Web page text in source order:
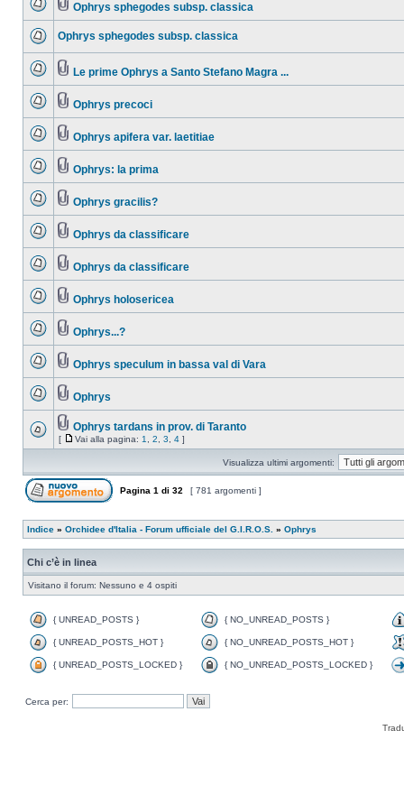
Ophrys sphegodes subsp. classica
Ophrys sphegodes subsp. classica
Le prime Ophrys a Santo Stefano Magra ...
Ophrys precoci
Ophrys apifera var. laetitiae
Ophrys: la prima
Ophrys gracilis?
Ophrys da classificare
Ophrys da classificare
Ophrys holosericea
Ophrys...?
Ophrys speculum in bassa val di Vara
Ophrys
Ophrys tardans in prov. di Taranto
[ Vai alla pagina: 1 2 3 4 ]
Visualizza ultimi argomenti:
Pagina 1 di 32 [ 781 argomenti ]
Indice » Orchidee d'Italia - Forum ufficiale del G.I.R.O.S. » Ophrys
Chi c’è in linea
Visitano il forum: Nessuno e 4 ospiti
{ UNREAD_POSTS } { NO_UNREAD_POSTS }
{ UNREAD_POSTS_HOT } { NO_UNREAD_POSTS_HOT }
{ UNREAD_POSTS_LOCKED } { NO_UNREAD_POSTS_LOCKED }
Cerca per: